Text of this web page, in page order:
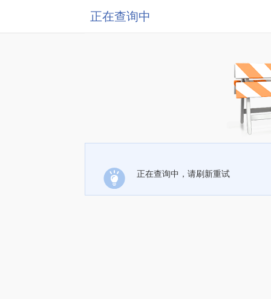
正在查询中
正在查询中，请刷新重试